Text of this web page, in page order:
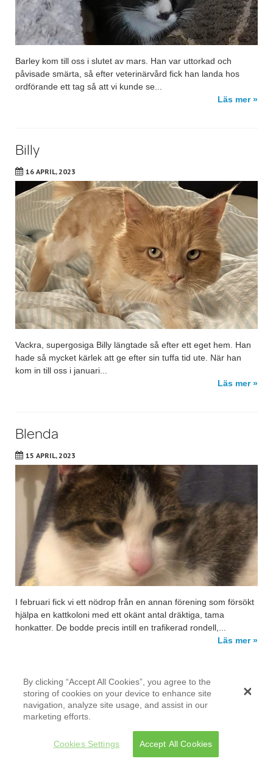
Barley kom till oss i slutet av mars. Han var uttorkad och
påvisade smärta, så efter veterinärvård fick han landa hos
ordförande ett tag så att vi kunde se...
Läs mer »
Billy
16 APRIL, 2023
Vackra, supergosiga Billy längtade så efter ett eget hem. Han
hade så mycket kärlek att ge efter sin tuffa tid ute. När han
kom in till oss i januari...
Läs mer »
Blenda
15 APRIL, 2023
I februari fick vi ett nödrop från en annan förening som försökt
hjälpa en kattkoloni med ett okänt antal dräktiga, tama
honkatter. De bodde precis intill en trafikerad rondell,...
Läs mer »
Bosse
13 MARS, 2023
By clicking “Accept All Cookies”, you agree to the
storing of cookies on your device to enhance site
navigation, analyze site usage, and assist in our
marketing efforts.
Cookies Settings Accept All Cookies